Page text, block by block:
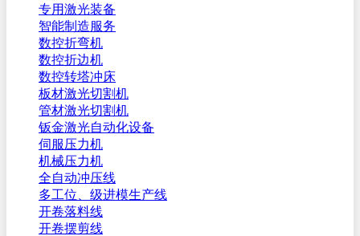
专用激光装备
智能制造服务
数控折弯机
数控折边机
数控转塔冲床
板材激光切割机
管材激光切割机
钣金激光自动化设备
伺服压力机
机械压力机
全自动冲压线
多工位、级进模生产线
开卷落料线
开卷摆剪线